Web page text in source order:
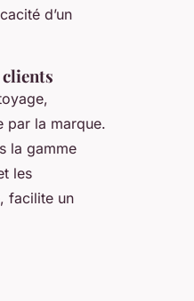
d’un
par la marque.
la gamme
les
facilite un